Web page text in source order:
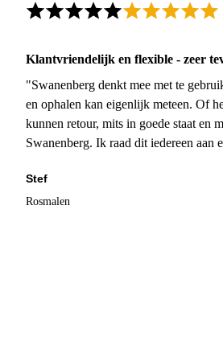
Klantvriendelijk en flexible - zeer
"Swanenberg denkt mee met te
en ophalen kan eigenlijk meteen. Of
kunnen retour, mits in goede staat en
Swanenberg. Ik raad dit iedereen
Stef
Rosmalen